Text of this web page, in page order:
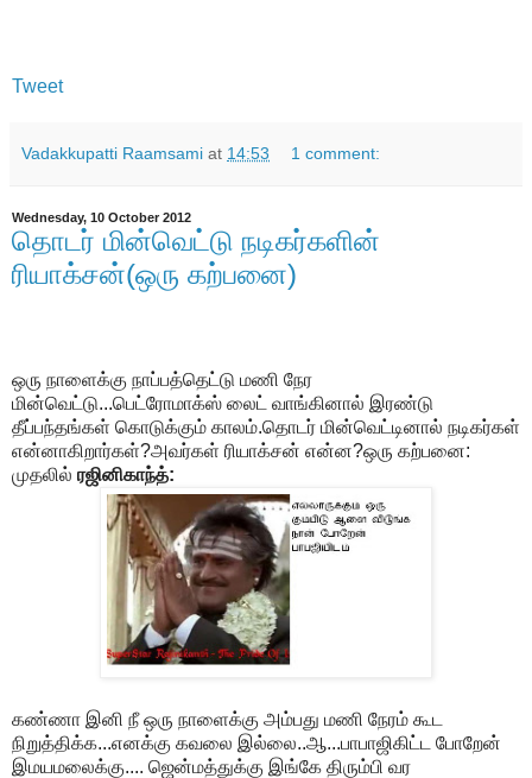
Tweet
Vadakkupatti Raamsami at 14:53 1 comment:
Wednesday, 10 October 2012
தொடர் மின்வெட்டு நடிகர்களின்
ரியாக்சன்(ஒரு கற்பனை)
ஒரு நாளைக்கு நாப்பத்தெட்டு மணி நேர
மின்வெட்டு...பெட்ரோமாக்ஸ் லைட் வாங்கினால் இரண்டு
தீப்பந்தங்கள் கொடுக்கும் காலம்.தொடர் மின்வெட்டினால் நடிகர்கள்
என்னாகிறார்கள்?அவர்கள் ரியாக்சன் என்ன?ஒரு கற்பனை:
முதலில் ரஜினிகாந்த்:
கண்ணா இனி நீ ஒரு நாளைக்கு அம்பது மணி நேரம் கூட
நிறுத்திக்க...எனக்கு கவலை இல்லை..ஆ...பாபாஜிகிட்ட போறேன்
இமயமலைக்கு.... ஜென்மத்துக்கு இங்கே திரும்பி வர